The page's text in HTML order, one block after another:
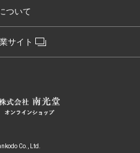
ついて
サイト
Co., Ltd.